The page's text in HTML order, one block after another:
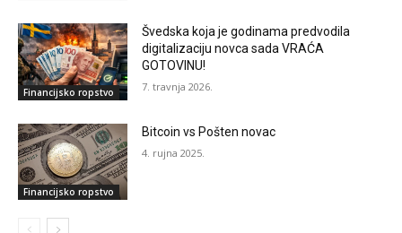
Financijsko ropstvo
Švedska koja je godinama predvodila
digitalizaciju novca sada VRAĆA
GOTOVINU!
7. travnja 2026.
Financijsko ropstvo
Bitcoin vs Pošten novac
4. rujna 2025.